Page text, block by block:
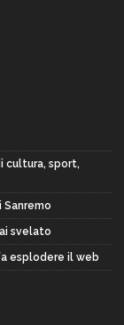
cultura, sport,
Sanremo
svelato
esplodere il web